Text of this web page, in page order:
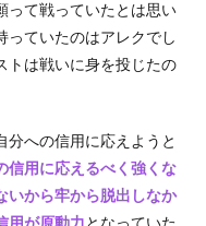
って戦っていたとは思い
っていたのはアレクでし
トは戦いに身を投じたの
への信用に応えようと
信用に応えるべく強くな
いから牢から脱出しなか